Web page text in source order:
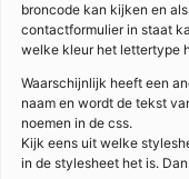
broncode kan kijken en
contactformulier in staat
welke kleur het lettertype
Waarschijnlijk heeft een
naam en wordt de tekst
noemen in de css.
Kijk eens uit welke
in de stylesheet het is.